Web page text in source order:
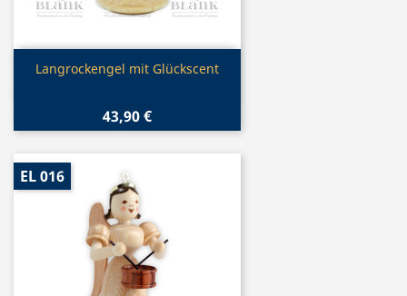
Vorschau
Langrockengel mit Glückscent
43,90 €
EL 016